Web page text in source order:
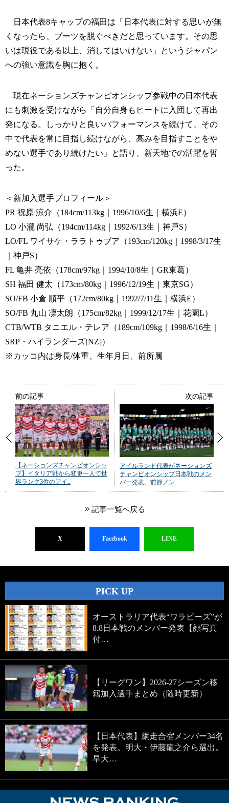
日本代表8キャップの福田は「日本代表に対する思いが無
くなったら、ブーツを脱ぐべきだと思っています。その思
いは現役である以上、消してはいけない」というジャパン
への強い意識を胸に抱く。
現在ネーションズチャンピオンシップ参戦中の日本代表
にも刺激を受けながら「自分自身もヒートに入団して再出
発になる。しっかりと良いパフォーマンスを続けて、その
中で代表を常に目指し続けながら、高みを目指すことをや
めない選手であり続けたい」と語り、新天地での活躍を誓
った。
＜新加入選手プロフィール＞
PR 祝原 涼介（184cm/113kg｜1996/10/6生｜横浜E）
LO 小瀧 尚弘（194cm/114kg｜1992/6/13生｜神戸S）
LO/FL ワイサケ・ララトゥブア（193cm/120kg｜1998/3/17生
｜神戸S）
FL 亀井 亮依（178cm/97kg｜1994/10/8生｜GR東葛）
SH 福田 健太（173cm/80kg｜1996/12/19生｜東京SG）
SO/FB 小倉 順平（172cm/80kg｜1992/7/11生｜横浜E）
SO/FB 丸山 凜太朗（175cm/82kg｜1999/12/17生｜花園L）
CTB/WTB タニエル・テレア（189cm/109kg｜1998/6/16生｜
SRP・ハイランダーズ[NZ]）
※カッコ内は身長/体重、生年月日、前所属
前の記事
【ネーションズチャンピオンシッ
プ】イタリア戦から変更一人で世
界ランク3位のアイ..
次の記事
アイルランド代表がネーションズ
チャンピオンシップ日本戦のメン
バー発表。前節ノン..
記事一覧へ戻る
X Facebook LINE
PICK UP
オーストラリア代表“ワラビーズ”が
8.8日本戦のメンバー発表【顔写真
付…
【リーグワン】2026-27シーズン移
籍加入選手まとめ（随時更新）
【日本代表】網走合宿メンバー34名
を発表。明大・伊藤龍之介ら選出。
早大…